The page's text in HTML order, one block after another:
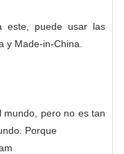
este, puede usar las
y Made-in-China.
mundo, pero no es tan
Porque